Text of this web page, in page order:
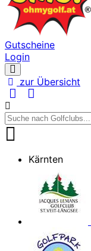
Gutscheine
Login
öffnenzur Übersicht
Kärnten